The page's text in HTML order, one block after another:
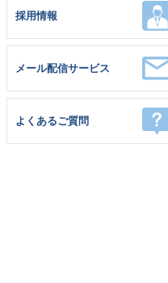
採用情報
メール配信サービス
よくあるご質問